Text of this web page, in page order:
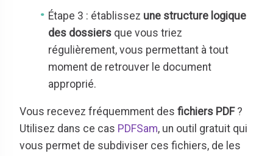
Étape 3 : établissez une structure logique
des dossiers que vous triez
régulièrement, vous permettant à tout
moment de retrouver le document
approprié.
Vous recevez fréquemment des fichiers PDF?
Utilisez dans ce cas PDFSam, un outil gratuit qui
vous permet de subdiviser ces fichiers, de les